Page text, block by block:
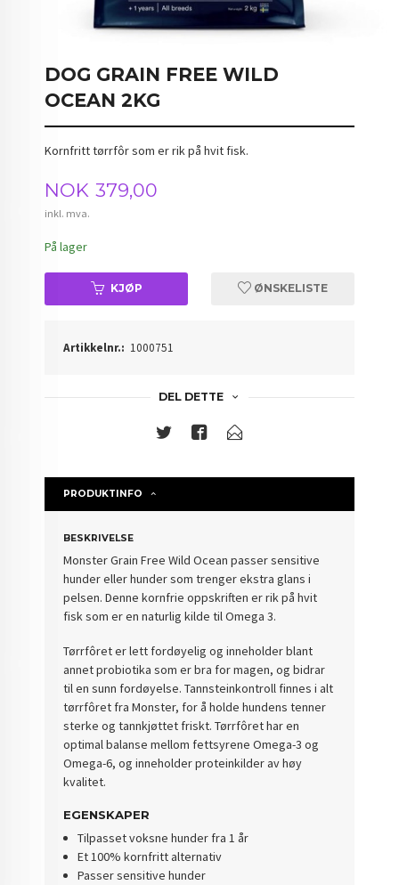
DOG GRAIN FREE WILD
OCEAN 2KG
Kornfritt tørrfôr som er rik på hvit fisk.
Pris
NOK 379,00
inkl. mva.
På lager
KJØP ØNSKELISTE
Artikkelnr.: 1000751
DEL DETTE
PRODUKTINFO
BESKRIVELSE
Monster Grain Free Wild Ocean passer sensitive
hunder eller hunder som trenger ekstra glans i
pelsen. Denne kornfrie oppskriften er rik på hvit
fisk som er en naturlig kilde til Omega 3.
Tørrfôret er lett fordøyelig og inneholder blant
annet probiotika som er bra for magen, og bidrar
til en sunn fordøyelse. Tannsteinkontroll finnes i alt
tørrfôret fra Monster, for å holde hundens tenner
sterke og tannkjøttet friskt. Tørrfôret har en
optimal balanse mellom fettsyrene Omega-3 og
Omega-6, og inneholder proteinkilder av høy
kvalitet.
EGENSKAPER
Tilpasset voksne hunder fra 1 år
Et 100% kornfritt alternativ
Passer sensitive hunder